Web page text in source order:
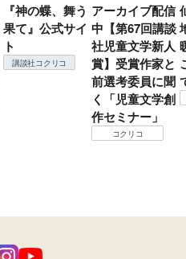
『神の蝶、舞う
果て』公式サイ
ト
講談社コクリコ
アーカイブ配信
中【第67回講談
社児童文学新人
賞】受賞作家と
前選考委員に聞
く「児童文学創
作セミナー」
コクリコ